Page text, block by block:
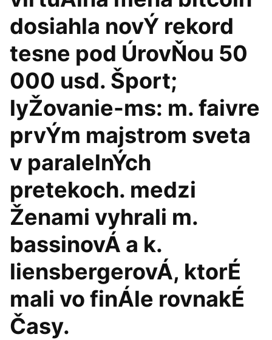
dosiahla novÝ rekord
tesne pod ÚrovŇou 50
000 usd. Šport;
lyŽovanie-ms: m. faivre
prvÝm majstrom sveta
v paralelnÝch
pretekoch. medzi
Ženami vyhrali m.
bassinovÁ a k.
liensbergerovÁ, ktorÉ
mali vo finÁle rovnakÉ
Časy.